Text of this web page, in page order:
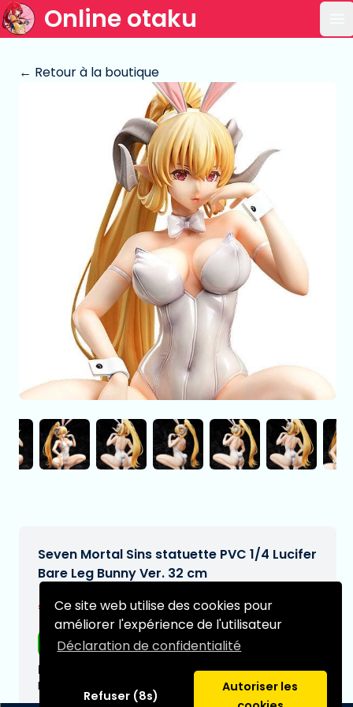
Ce site web utilise des cookies pour
améliorer l'expérience de l'utilisateur
Déclaration de confidentialité
Refuser (8s)
Autoriser les
Online otaku
← Retour à la boutique
Seven Mortal Sins statuette PVC 1/4 Lucifer
Bare Leg Bunny Ver. 32 cm
€297,95[Sous réserve de modifications]
Livraison gratuite
Date de livraison prévue:
N/A